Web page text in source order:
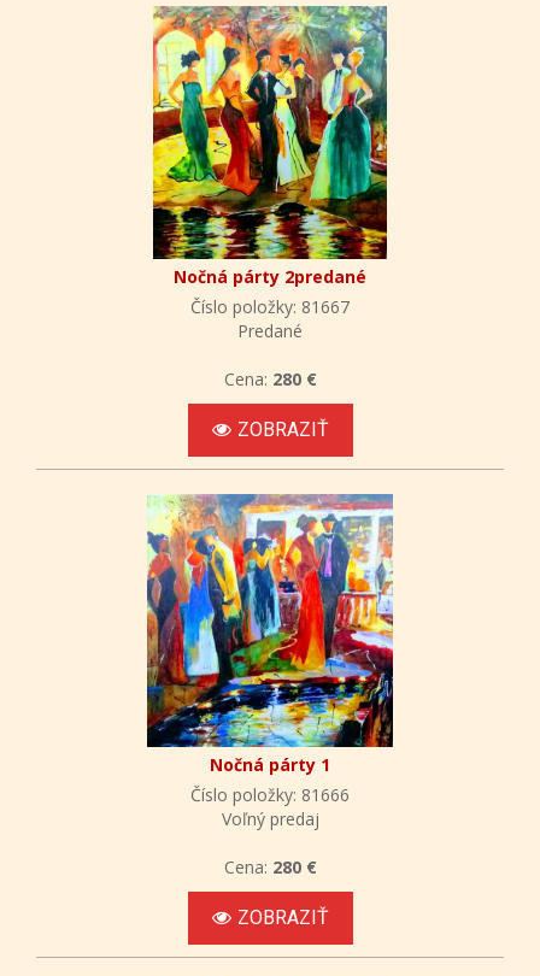
Nočná párty 2predané
Číslo položky: 81667
Predané
Cena: 280 €
ZOBRAZIŤ
Nočná párty 1
Číslo položky: 81666
Voľný predaj
Cena: 280 €
ZOBRAZIŤ